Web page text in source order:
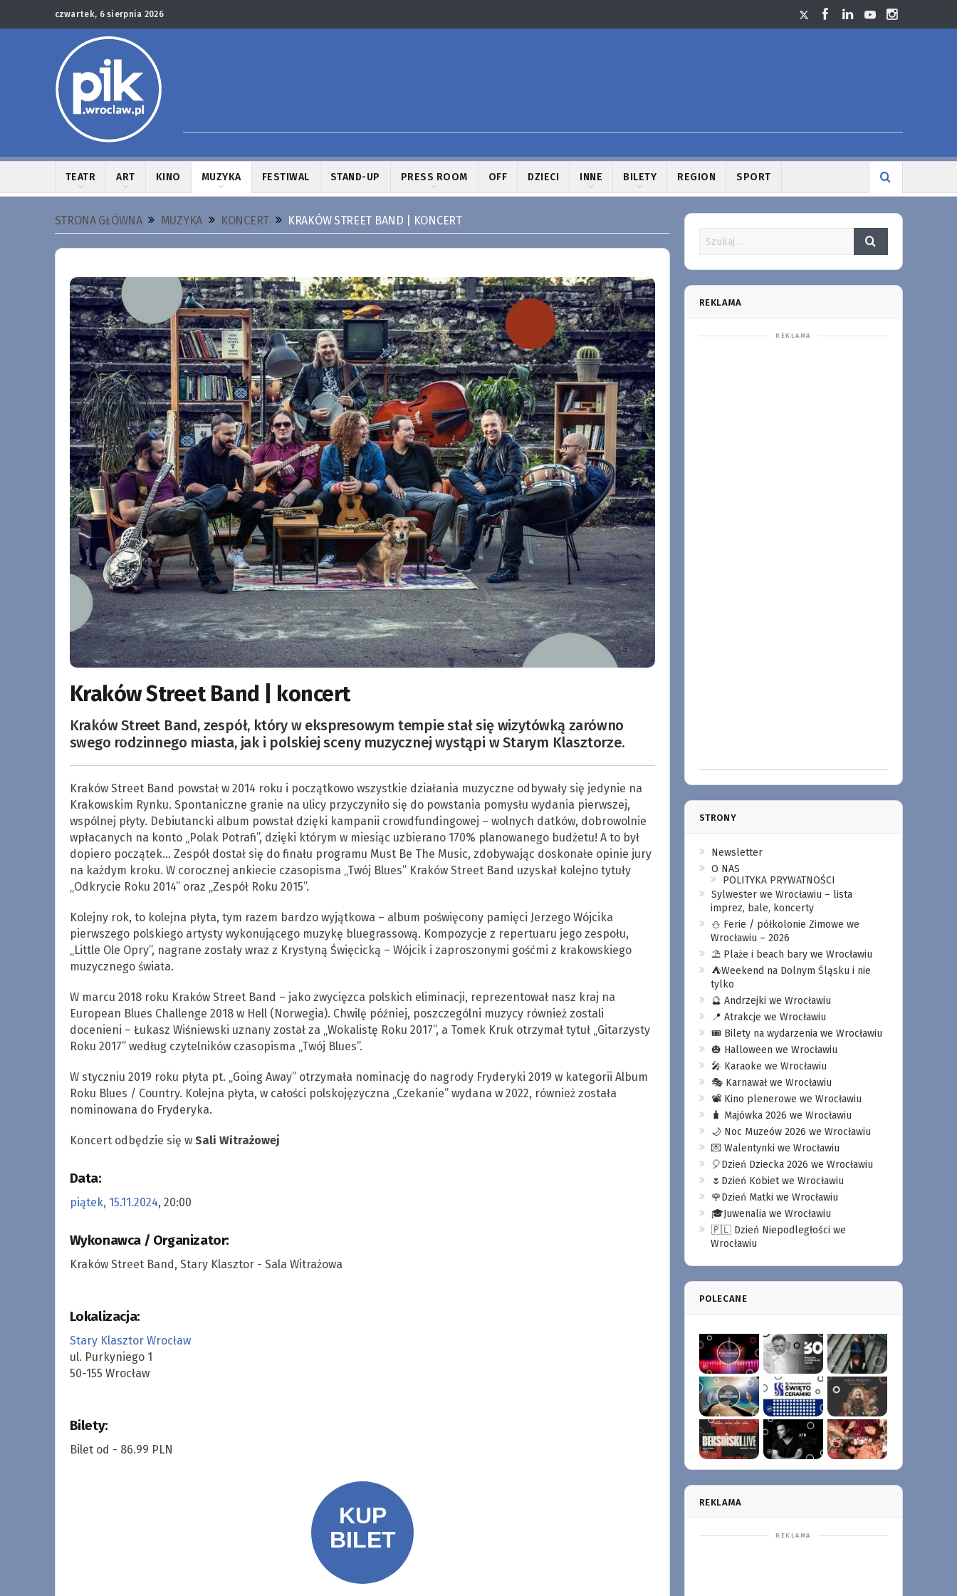
czwartek, 6 sierpnia 2026
TEATR ART KINO MUZYKA FESTIWAL STAND-UP PRESS ROOM OFF DZIECI INNE BILETY REGION SPORT
STRONA GŁÓWNA MUZYKA KONCERT KRAKÓW STREET BAND | KONCERT
Kraków Street Band | koncert
Kraków Street Band, zespół, który w ekspresowym tempie stał się wizytówką zarówno
swego rodzinnego miasta, jak i polskiej sceny muzycznej wystąpi w Starym Klasztorze.
Kraków Street Band powstał w 2014 roku i początkowo wszystkie działania muzyczne odbywały się jedynie na
Krakowskim Rynku. Spontaniczne granie na ulicy przyczyniło się do powstania pomysłu wydania pierwszej,
wspólnej płyty. Debiutancki album powstał dzięki kampanii crowdfundingowej – wolnych datków, dobrowolnie
wpłacanych na konto „Polak Potrafi”, dzięki którym w miesiąc uzbierano 170% planowanego budżetu! A to był
dopiero początek… Zespół dostał się do finału programu Must Be The Music, zdobywając doskonałe opinie jury
na każdym kroku. W corocznej ankiecie czasopisma „Twój Blues” Kraków Street Band uzyskał kolejno tytuły
„Odkrycie Roku 2014” oraz „Zespół Roku 2015”.
Kolejny rok, to kolejna płyta, tym razem bardzo wyjątkowa – album poświęcony pamięci Jerzego Wójcika
pierwszego polskiego artysty wykonującego muzykę bluegrassową. Kompozycje z repertuaru jego zespołu,
„Little Ole Opry”, nagrane zostały wraz z Krystyną Święcicką – Wójcik i zaproszonymi gośćmi z krakowskiego
muzycznego świata.
W marcu 2018 roku Kraków Street Band – jako zwycięzca polskich eliminacji, reprezentował nasz kraj na
European Blues Challenge 2018 w Hell (Norwegia). Chwilę później, poszczególni muzycy również zostali
docenieni – Łukasz Wiśniewski uznany został za „Wokalistę Roku 2017”, a Tomek Kruk otrzymał tytuł „Gitarzysty
Roku 2017” według czytelników czasopisma „Twój Blues”.
W styczniu 2019 roku płyta pt. „Going Away” otrzymała nominację do nagrody Fryderyki 2019 w kategorii Album
Roku Blues / Country. Kolejna płyta, w całości polskojęzyczna „Czekanie” wydana w 2022, również została
nominowana do Fryderyka.
Koncert odbędzie się w Sali Witrażowej
Data:
piątek, 15.11.2024, 20:00
Wykonawca / Organizator:
Kraków Street Band, Stary Klasztor - Sala Witrażowa
Lokalizacja:
Stary Klasztor Wrocław
ul. Purkyniego 1
50-155 Wrocław
Bilety:
Bilet od - 86.99 PLN
REKLAMA
STRONY
Newsletter
O NAS
POLITYKA PRYWATNOŚCI
Sylwester we Wrocławiu – lista
imprez, bale, koncerty
⛄️ Ferie / półkolonie Zimowe we
Wrocławiu – 2026
⛱️ Plaże i beach bary we Wrocławiu
⛺️Weekend na Dolnym Śląsku i nie
tylko
🔮 Andrzejki we Wrocławiu
📍 Atrakcje we Wrocławiu
🎟️ Bilety na wydarzenia we Wrocławiu
🎃 Halloween we Wrocławiu
🎤 Karaoke we Wrocławiu
🎭 Karnawał we Wrocławiu
📽️ Kino plenerowe we Wrocławiu
🧳 Majówka 2026 we Wrocławiu
🌙 Noc Muzeów 2026 we Wrocławiu
💌 Walentynki we Wrocławiu
🎈Dzień Dziecka 2026 we Wrocławiu
🌷Dzień Kobiet we Wrocławiu
🌹Dzień Matki we Wrocławiu
🎓Juwenalia we Wrocławiu
🇵🇱 Dzień Niepodległości we
Wrocławiu
POLECANE
REKLAMA